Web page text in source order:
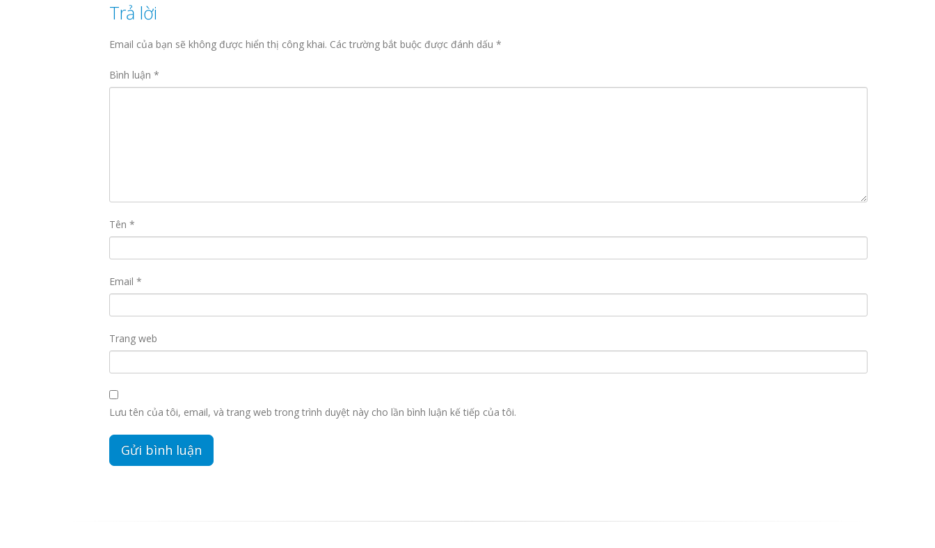
Trả lời
Email của bạn sẽ không được hiển thị công khai. Các trường bắt buộc được đánh dấu *
Bình luận *
Tên *
Email *
Trang web
Lưu tên của tôi, email, và trang web trong trình duyệt này cho lần bình luận kế tiếp của tôi.